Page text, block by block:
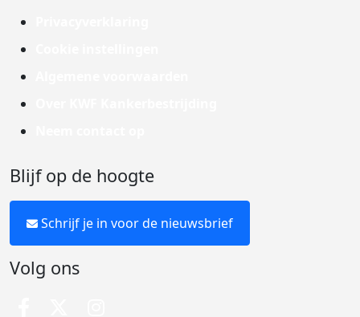
Blijf op de hoogte
Schrijf je in voor de nieuwsbrief
Volg ons